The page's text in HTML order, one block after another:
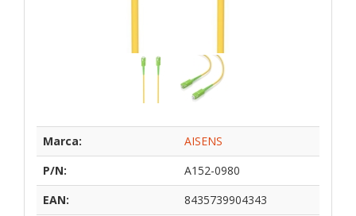
Marca:
AISENS
P/N:
A152-0980
EAN:
8435739904343